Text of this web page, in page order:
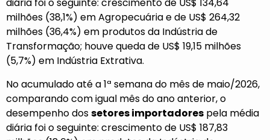
diária foi o seguinte: crescimento de US$ 134,64
milhões (38,1%) em Agropecuária e de US$ 264,32
milhões (36,4%) em produtos da Indústria de
Transformação; houve queda de US$ 19,15 milhões
(5,7%) em Indústria Extrativa.
No acumulado até a 1ª semana do mês de maio/2026,
comparando com igual mês do ano anterior, o
desempenho dossetores importadores pela média
diária foi o seguinte: crescimento de US$ 187,83